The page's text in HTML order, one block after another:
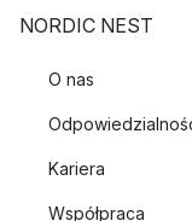
NORDIC NEST
O nas
Kariera
Współpraca